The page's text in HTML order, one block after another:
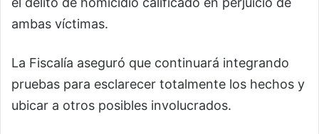
ambas víctimas.
La Fiscalía aseguró que continuará integrando
pruebas para esclarecer totalmente los hechos y
ubicar a otros posibles involucrados.